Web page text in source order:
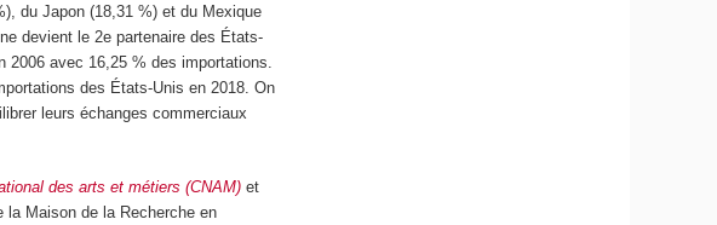
du Japon (18,31 %) et du Mexique
devient le 2e partenaire des États-
2006 avec 16,25 % des importations.
des États-Unis en 2018. On
leurs échanges commerciaux
des arts et métiers (CNAM) et
Maison de la Recherche en